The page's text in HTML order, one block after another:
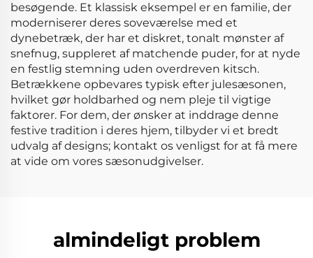
besøgende. Et klassisk eksempel er en familie, der
moderniserer deres soveværelse med et
dynebetræk, der har et diskret, tonalt mønster af
snefnug, suppleret af matchende puder, for at nyde
en festlig stemning uden overdreven kitsch.
Betrækkene opbevares typisk efter julesæsonen,
hvilket gør holdbarhed og nem pleje til vigtige
faktorer. For dem, der ønsker at inddrage denne
festive tradition i deres hjem, tilbyder vi et bredt
udvalg af designs; kontakt os venligst for at få mere
at vide om vores sæsonudgivelser.
almindeligt problem